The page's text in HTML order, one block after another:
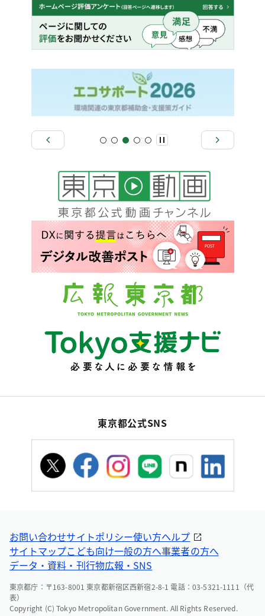
東京都公式SNS
お問い合わせサイトポリシー使い方ヘルプ
サイトマップこども向け一般の方へ事業者の方へ
データ・資料・刊行物広報・SNS
東京都庁：〒163-8001 東京都新宿区西新宿2-8-1 電話：03-5321-1111（代
表）
Copyright (C) Tokyo Metropolitan Government. All Rights Reserved.